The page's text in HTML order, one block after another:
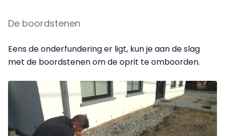
De boordstenen
Eens de onderfundering er ligt, kun je aan de slag
met de boordstenen om de oprit te omboorden.